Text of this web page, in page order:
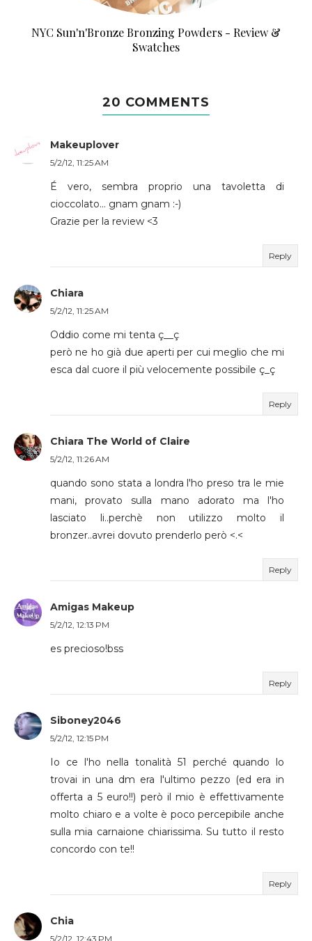
NYC Sun'n'Bronze Bronzing Powders - Review &
Swatches
20 COMMENTS
Makeuplover
5/2/12, 11:25 AM
É vero, sembra proprio una tavoletta di
cioccolato... gnam gnam :-)
Grazie per la review <3
Reply
Chiara
5/2/12, 11:25 AM
Oddio come mi tenta ç__ç
però ne ho già due aperti per cui meglio che mi
esca dal cuore il più velocemente possibile ç_ç
Reply
Chiara The World of Claire
5/2/12, 11:26 AM
quando sono stata a londra l'ho preso tra le mie
mani, provato sulla mano adorato ma l'ho
lasciato li..perchè non utilizzo molto il
bronzer..avrei dovuto prenderlo però <.<
Reply
Amigas Makeup
5/2/12, 12:13 PM
es precioso!bss
Reply
Siboney2046
5/2/12, 12:15 PM
Io ce l'ho nella tonalità 51 perché quando lo
trovai in una dm era l'ultimo pezzo (ed era in
offerta a 5 euro!!) però il mio è effettivamente
molto chiaro e a volte è poco percepibile anche
sulla mia carnaione chiarissima. Su tutto il resto
concordo con te!!
Reply
Chia
5/2/12, 12:43 PM